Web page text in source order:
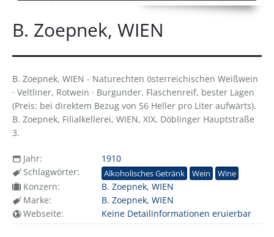
B. Zoepnek, WIEN
B. Zoepnek, WIEN - Naturechten österreichischen Weißwein
· Veltliner, Rotwein · Burgunder. Flaschenreif, bester Lagen
(Preis: bei direktem Bezug von 56 Heller pro Liter aufwärts).
B. Zoepnek, Filialkellerei, WIEN, XIX, Döblinger Hauptstraße
3.
Jahr:
1910
Schlagwörter:
Alkoholisches Getränk Wein Wine
Konzern:
B. Zoepnek, WIEN
Marke:
B. Zoepnek, WIEN
Webseite:
Keine Detailinformationen eruierbar